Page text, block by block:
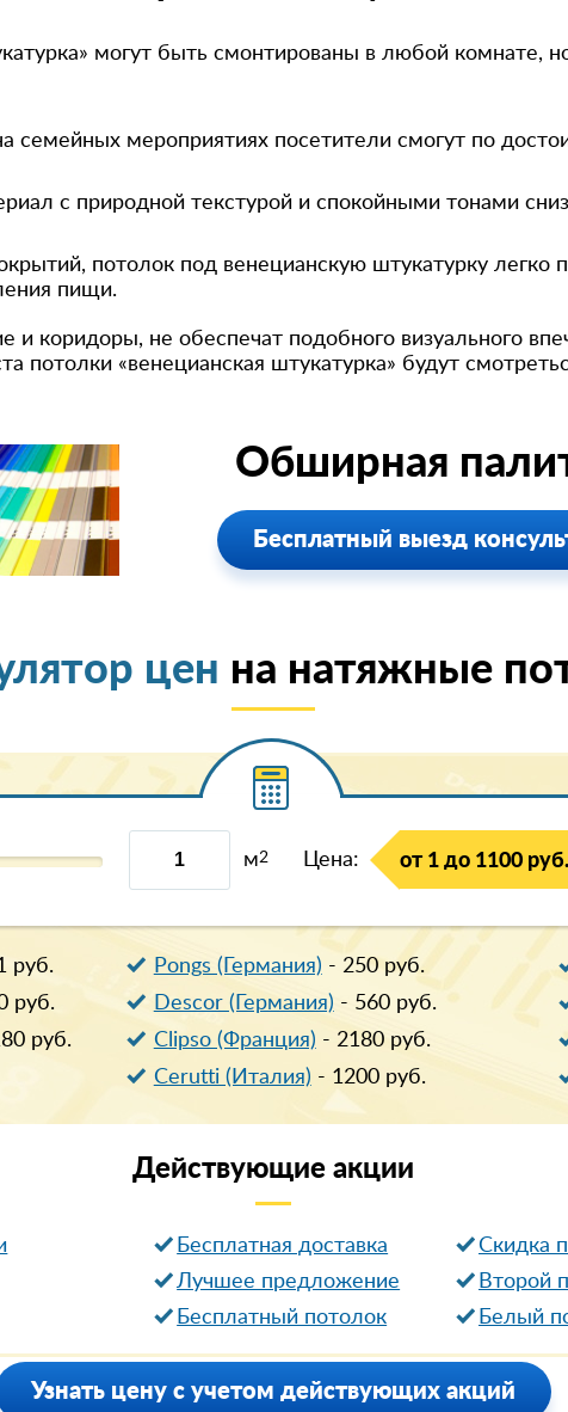
могут быть смонтированы в любой комнате,
семейных мероприятиях посетители смогут по
с природной текстурой и спокойными тонами
потолок под венецианскую штукатурку легко
пищи.
коридоры, не обеспечат подобного визуального
потолки «венецианская штукатурка» будут
Обширная
Бесплатный выезд
цен на натяжные
м2 Цена: от 1 до 1100 руб.
руб. Pongs (Германия) - 250руб.
руб. Descor (Германия) - 560руб.
руб. Clipso (Франция) - 2180руб.
Cerutti (Италия) - 1200руб.
Действующие акции
Бесплатная доставка
Cкидка
Лучшее предложение
Второй
Бесплатный потолок Белый
Узнать цену с учетом действующих акций